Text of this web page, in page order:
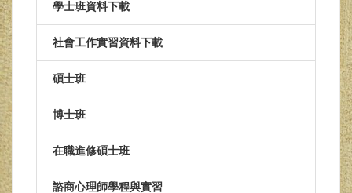
學士班資料下載
社會工作實習資料下載
碩士班
博士班
在職進修碩士班
諮商心理師學程與實習